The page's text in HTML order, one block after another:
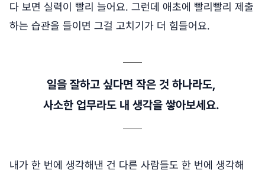
다 보면 실력이 빨리 늘어요. 그런데 애초에 빨리빨리 제출
하는 습관을 들이면 그걸 고치기가 더 힘들어요.
일을 잘하고 싶다면 작은 것 하나라도,
사소한 업무라도 내 생각을 쌓아보세요.
내가 한 번에 생각해낸 건 다른 사람들도 한 번에 생각해